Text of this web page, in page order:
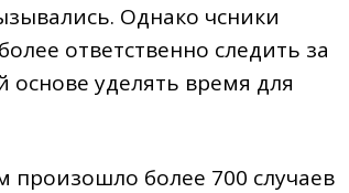
Однако чсники
ответственно следить за
уделять время для
произошло более 700 случаев